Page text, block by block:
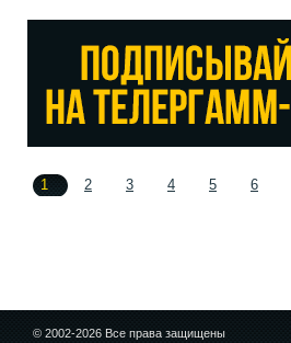
1 2 3 4 5 6
© 2002-2026 Все права защищены